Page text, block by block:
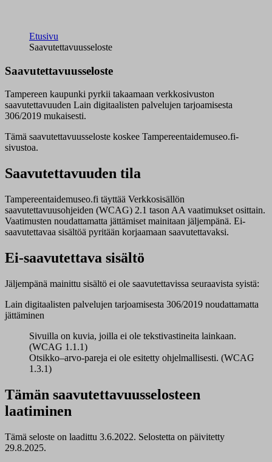
Etusivu
Saavutettavuusseloste
Saavutettavuusseloste
Tampereen kaupunki pyrkii takaamaan verkkosivuston
saavutettavuuden Lain digitaalisten palvelujen tarjoamisesta
306/2019 mukaisesti.
Tämä saavutettavuusseloste koskee Tampereentaidemuseo.fi-
sivustoa.
Saavutettavuuden tila
Tampereentaidemuseo.fi täyttää Verkkosisällön
saavutettavuusohjeiden (WCAG) 2.1 tason AA vaatimukset osittain.
Vaatimusten noudattamatta jättämiset mainitaan jäljempänä. Ei-
saavutettavaa sisältöä pyritään korjaamaan saavutettavaksi.
Ei-saavutettava sisältö
Jäljempänä mainittu sisältö ei ole saavutettavissa seuraavista syistä:
Lain digitaalisten palvelujen tarjoamisesta 306/2019 noudattamatta
jättäminen
Sivuilla on kuvia, joilla ei ole tekstivastineita lainkaan.
(WCAG 1.1.1)
Otsikko–arvo-pareja ei ole esitetty ohjelmallisesti. (WCAG
1.3.1)
Tämän saavutettavuusselosteen
laatiminen
Tämä seloste on laadittu 3.6.2022. Selostetta on päivitetty
29.8.2025.